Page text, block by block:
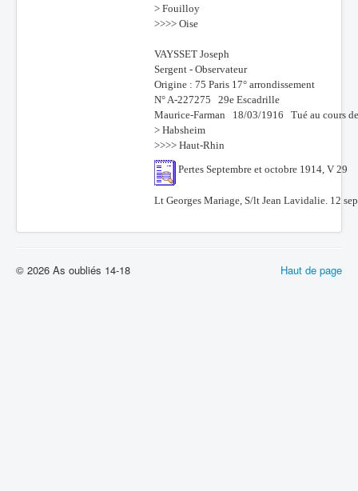
> Fouilloy
>>>> Oise
VAYSSET Joseph
Sergent - Observateur
Origine : 75 Paris 17° arrondissement
N° A-227275 29e Escadrille
Maurice-Farman 18/03/1916 Tué au cours
> Habsheim
>>>> Haut-Rhin
Pertes Septembre et octobre 1914, V 29
Lt Georges Mariage, S/lt Jean Lavidalie. 12
Haut de page
© 2026 As oubliés 14-18